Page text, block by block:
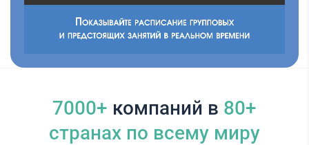
7000+ компаний в 80+
cтранах по всему миру